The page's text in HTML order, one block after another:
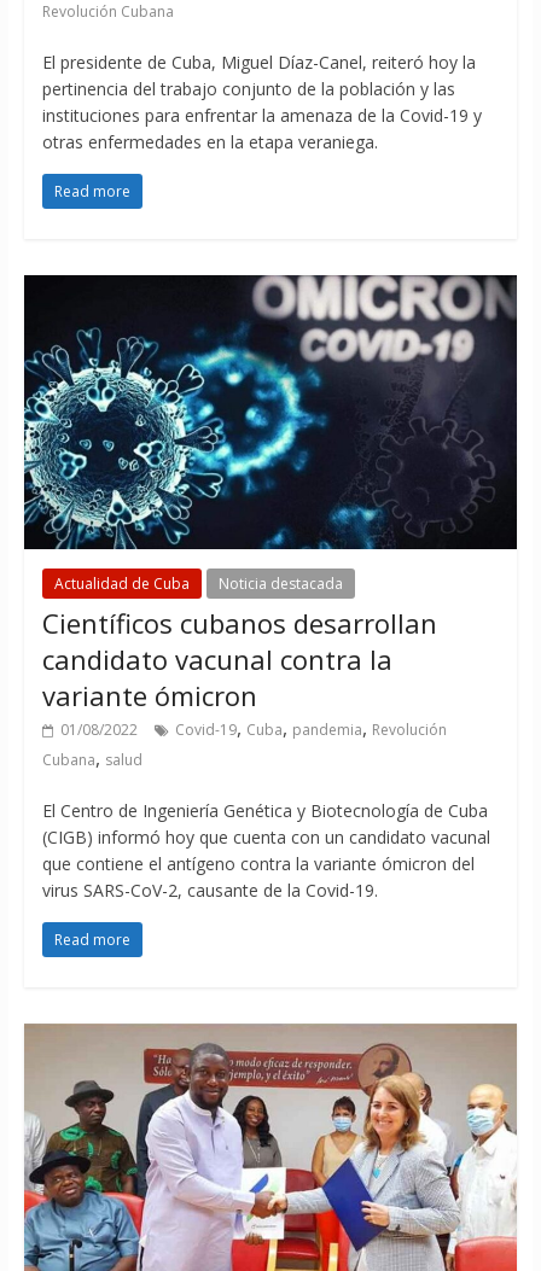
Revolución Cubana
El presidente de Cuba, Miguel Díaz-Canel, reiteró hoy la
pertinencia del trabajo conjunto de la población y las
instituciones para enfrentar la amenaza de la Covid-19 y
otras enfermedades en la etapa veraniega.
Read more
Actualidad de Cuba Noticia destacada
Científicos cubanos desarrollan
candidato vacunal contra la
variante ómicron
01/08/2022 Covid-19, Cuba, pandemia, Revolución
Cubana, salud
El Centro de Ingeniería Genética y Biotecnología de Cuba
(CIGB) informó hoy que cuenta con un candidato vacunal
que contiene el antígeno contra la variante ómicron del
virus SARS-CoV-2, causante de la Covid-19.
Read more